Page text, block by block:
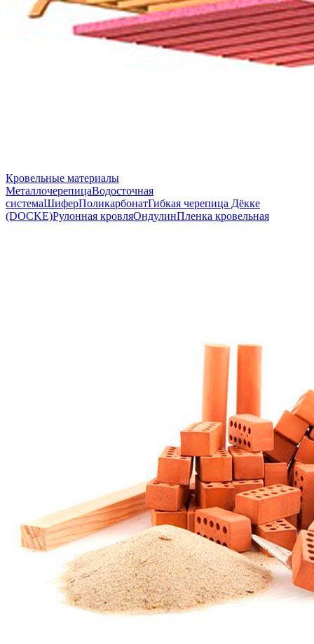
Кровельные материалы
МеталлочерепицаВодосточная
системаШиферПоликарбонатГибкая черепица Дёкке
(DOCKE)Рулонная кровляОндулинПленка кровельная